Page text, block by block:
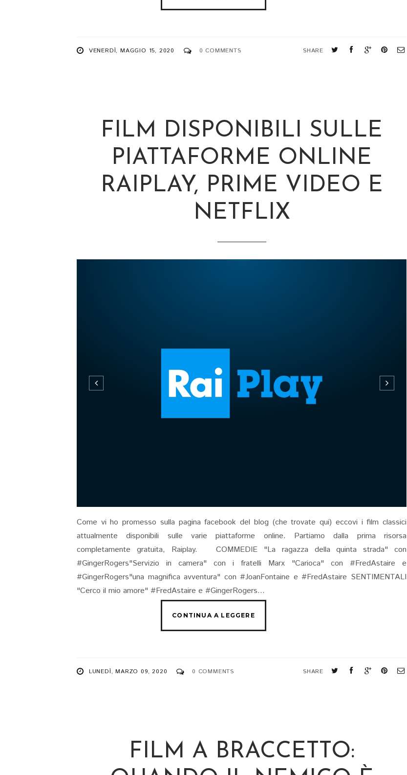
VENERDÌ, MAGGIO 15, 2020 0 COMMENTS SHARE
FILM DISPONIBILI SULLE
PIATTAFORME ONLINE
RAIPLAY, PRIME VIDEO E
NETFLIX
Come vi ho promesso sulla pagina facebook del blog (che trovate qui) eccovi i film classici
attualmente disponibili sulle varie piattaforme online. Partiamo dalla prima risorsa
completamente gratuita, Raiplay. COMMEDIE "La ragazza della quinta strada" con
#GingerRogers"Servizio in camera" con i fratelli Marx "Carioca" con #FredAstaire e
#GingerRogers"una magnifica avventura" con #JoanFontaine e #FredAstaire SENTIMENTALI
"Cerco il mio amore" #FredAstaire e #GingerRogers...
LUNEDÌ, MARZO 09, 2020 0 COMMENTS SHARE
FILM A BRACCETTO: